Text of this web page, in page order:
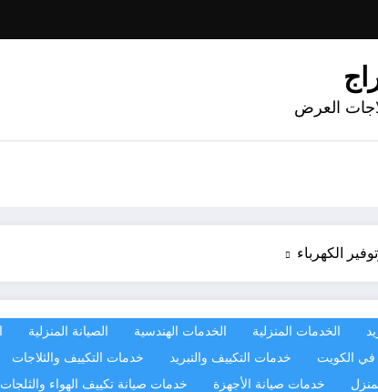
العرض
الكهرباء
الخدمات المنزلية الخدمات الهندسية الصيانة المنزلية
في الكويت خدمات التكييف والتبريد خدمات التكييف والثلاجات
خدمات صيانة الأجهزة خدمات صيانة تكييف الهواء والثلجات